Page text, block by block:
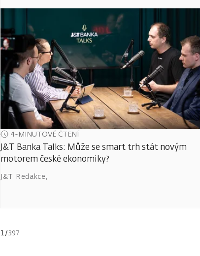
4-MINUTOVÉ ČTENÍ
J&T Banka Talks: Může se smart trh stát novým
motorem české ekonomiky?
J&T Redakce,
1/397